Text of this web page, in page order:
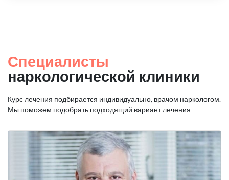
Специалисты
наркологической клиники
Курс лечения подбирается индивидуально, врачом наркологом.
Мы поможем подобрать подходящий вариант лечения